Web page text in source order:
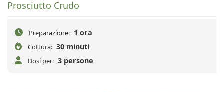
Prosciutto Crudo
Preparazione: 1 ora
Cottura: 30 minuti
Dosi per: 3 persone